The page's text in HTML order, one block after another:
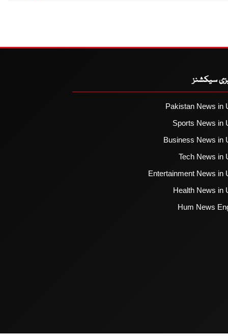
سیکشنز
Pakistan News in
Sports News in
Business News in
Tech News in
Entertainment News in
Health News in
Hum News